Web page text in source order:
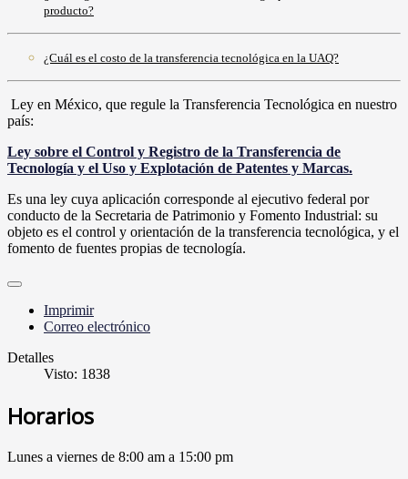
producto?
¿Cuál es el costo de la transferencia tecnológica en la UAQ?
Ley en México, que regule la Transferencia Tecnológica en nuestro
país:
Ley sobre el Control y Registro de la Transferencia de
Tecnología y el Uso y Explotación de Patentes y Marcas.
Es una ley cuya aplicación corresponde al ejecutivo federal por
conducto de la Secretaria de Patrimonio y Fomento Industrial: su
objeto es el control y orientación de la transferencia tecnológica, y el
fomento de fuentes propias de tecnología.
Imprimir
Correo electrónico
Detalles
Visto: 1838
Horarios
Lunes a viernes de 8:00 am a 15:00 pm